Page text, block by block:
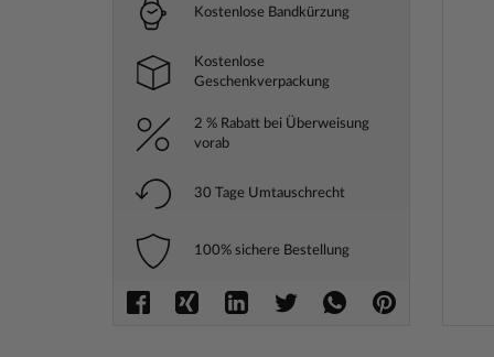
Kostenlose Bandkürzung
Kostenlose
Geschenkverpackung
2 % Rabatt bei Überweisung
vorab
30 Tage Umtauschrecht
100% sichere Bestellung